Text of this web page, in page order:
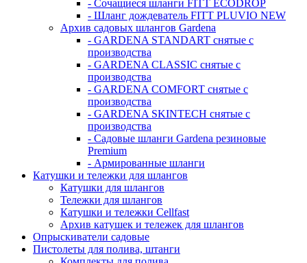
- Сочащиеся шланги FITT ECODROP
- Шланг дождеватель FITT PLUVIO NEW
Архив садовых шлангов Gardena
- GARDENA STANDART снятые с
производства
- GARDENA CLASSIC снятые с
производства
- GARDENA COMFORT снятые с
производства
- GARDENA SKINTECH снятые с
производства
- Садовые шланги Gardena резиновые
Premium
- Армированные шланги
Катушки и тележки для шлангов
Катушки для шлангов
Тележки для шлангов
Катушки и тележки Cellfast
Архив катушек и тележек для шлангов
Опрыскиватели садовые
Пистолеты для полива, штанги